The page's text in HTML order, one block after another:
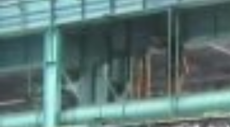
Поделиться
Для каких работ подходит кран
Когда гидравлический портал выгоднее и
надежнее
Кран vs портал